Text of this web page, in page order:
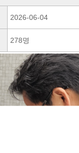
2026-06-04
278명